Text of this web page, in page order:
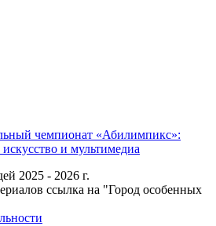
чемпионат «Абилимпикс»:
и мультимедиа
2025 - 2026 г.
ссылка на "Город особенных